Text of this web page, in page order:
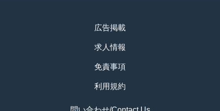
広告掲載
求人情報
免責事項
利用規約